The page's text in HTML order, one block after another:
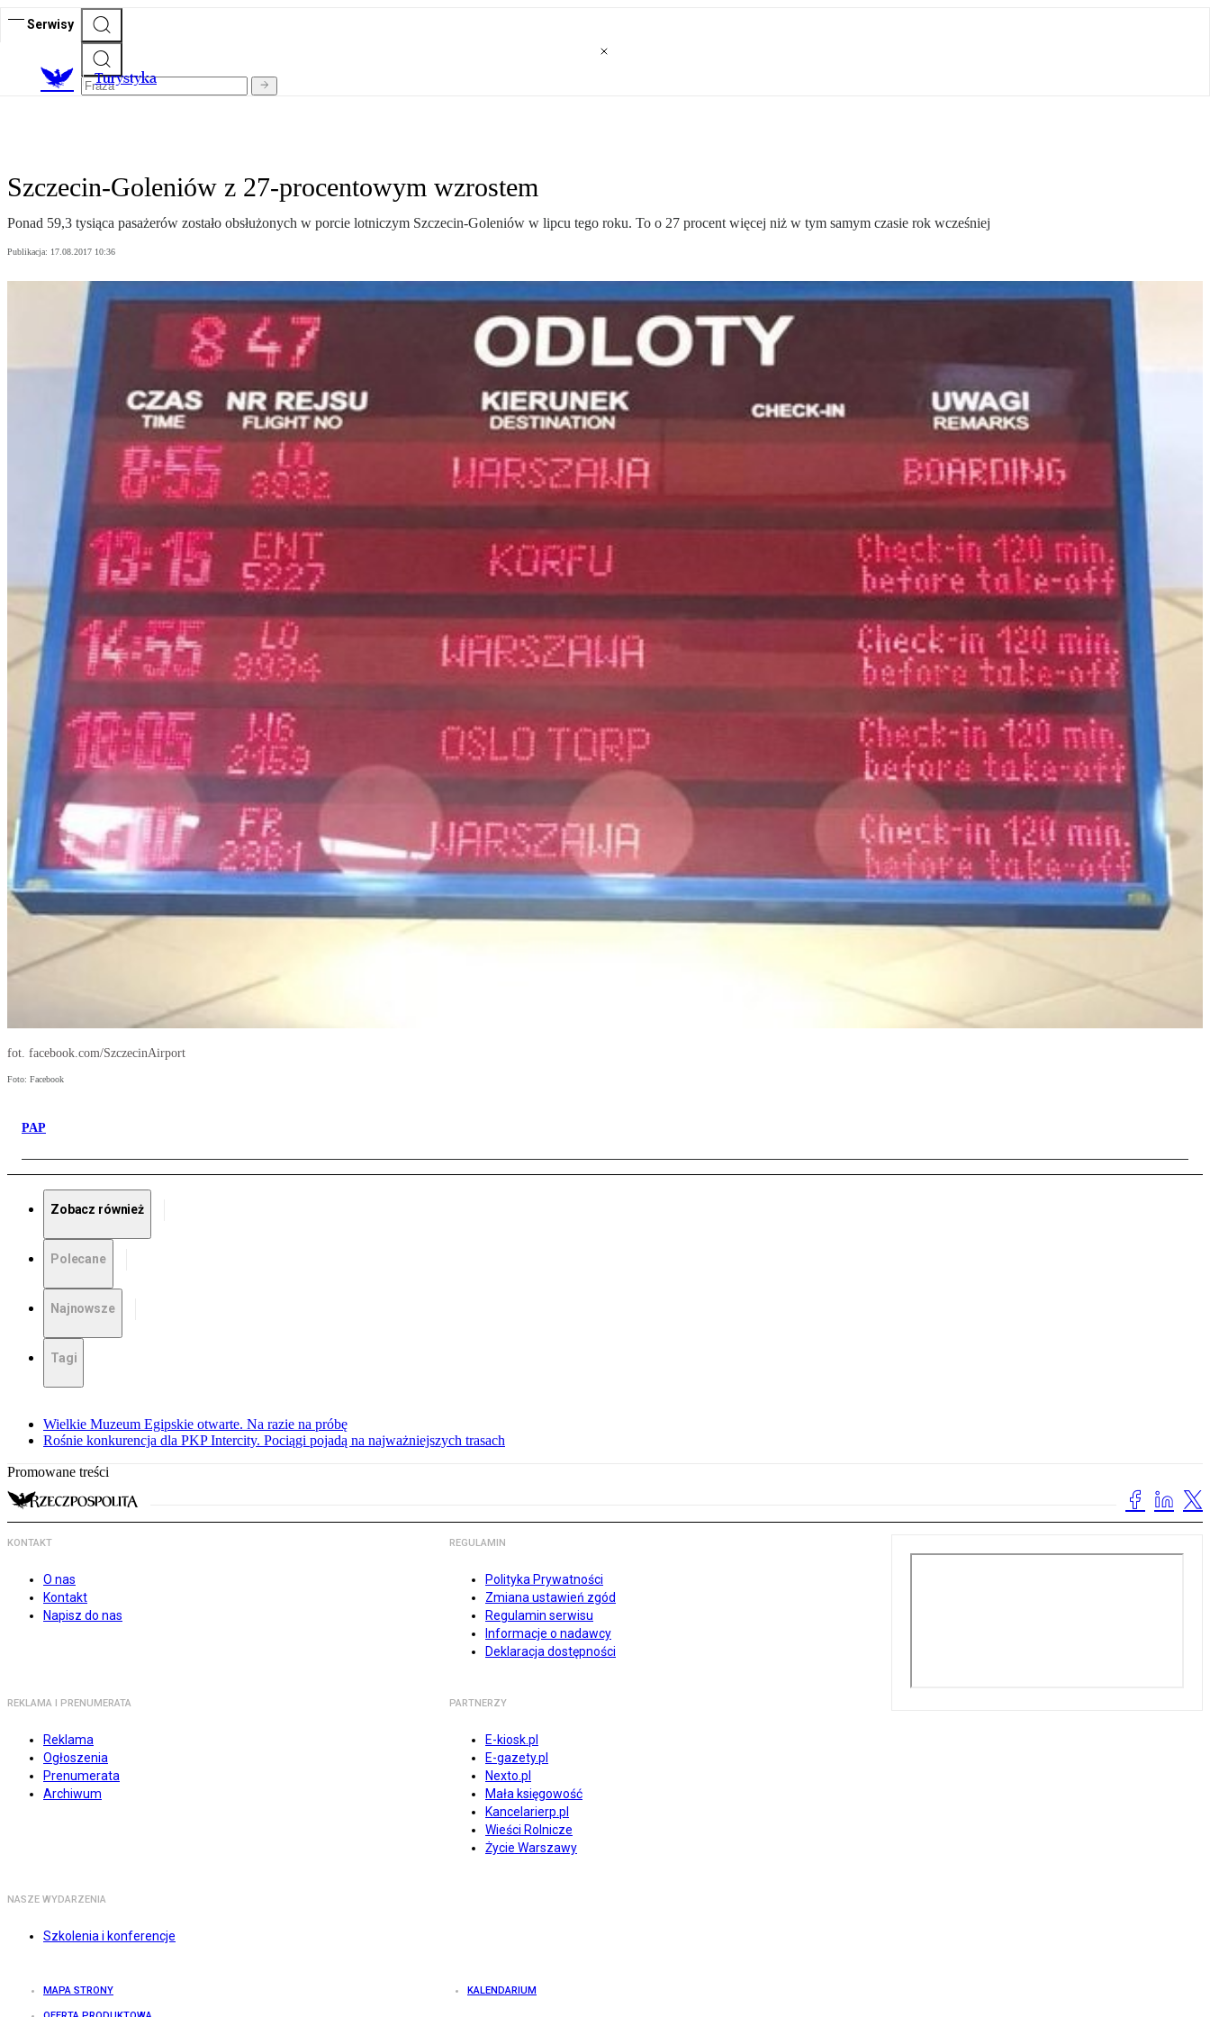
Serwisy
Turystyka
Szczecin-Goleniów z 27-procentowym wzrostem
Ponad 59,3 tysiąca pasażerów zostało obsłużonych w porcie lotniczym Szczecin-Goleniów w lipcu tego roku. To o 27 procent więcej niż w tym samym czasie rok wcześniej
Publikacja: 17.08.2017 10:36
fot. facebook.com/SzczecinAirport
Foto: Facebook
PAP
Zobacz również
Polecane
Najnowsze
Tagi
Wielkie Muzeum Egipskie otwarte. Na razie na próbę
Rośnie konkurencja dla PKP Intercity. Pociągi pojadą na najważniejszych trasach
Promowane treści
KONTAKT
O nas
Kontakt
Napisz do nas
REGULAMIN
Polityka Prywatności
Zmiana ustawień zgód
Regulamin serwisu
Informacje o nadawcy
Deklaracja dostępności
REKLAMA I PRENUMERATA
Reklama
Ogłoszenia
Prenumerata
Archiwum
PARTNERZY
E-kiosk.pl
E-gazety.pl
Nexto.pl
Mała księgowość
Kancelarierp.pl
Wieści Rolnicze
Życie Warszawy
NASZE WYDARZENIA
Szkolenia i konferencje
MAPA STRONY KALENDARIUM